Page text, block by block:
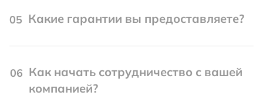
05 Какие гарантии вы предоставляете?
06 Как начать сотрудничество с вашей
компанией?